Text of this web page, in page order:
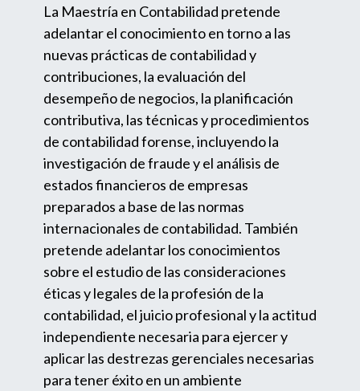
La Maestría en Contabilidad pretende
adelantar el conocimiento en torno a las
nuevas prácticas de contabilidad y
contribuciones, la evaluación del
desempeño de negocios, la planificación
contributiva, las técnicas y procedimientos
de contabilidad forense, incluyendo la
investigación de fraude y el análisis de
estados financieros de empresas
preparados a base de las normas
internacionales de contabilidad. También
pretende adelantar los conocimientos
sobre el estudio de las consideraciones
éticas y legales de la profesión de la
contabilidad, el juicio profesional y la actitud
independiente necesaria para ejercer y
aplicar las destrezas gerenciales necesarias
para tener éxito en un ambiente